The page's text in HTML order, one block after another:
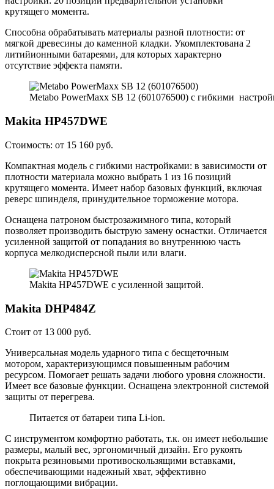
крутящего момента.
Способна обрабатывать материалы разной плотности: от
мягкой древесины до каменной кладки. Укомплектована 2
литийионными батареями, для которых характерно
отсутствие эффекта памяти.
Metabo PowerMaxx SB 12 (601076500) с гибкими
Makita HP457DWE
Стоимость: от 15 160 руб.
Компактная модель с гибкими настройками: в зависимости от
плотности материала можно выбрать 1 из 16 позиций
крутящего момента. Имеет набор базовых функций, включая
реверс шпинделя, принудительное торможение мотора.
Оснащена патроном быстрозажимного типа, который
позволяет производить быструю замену оснастки. Отличается
усиленной защитой от попадания во внутреннюю часть
корпуса мелкодисперсной пыли или влаги.
Makita HP457DWE с усиленной защитой.
Makita DHP484Z
Стоит от 13 000 руб.
Универсальная модель ударного типа с бесщеточным
мотором, характеризующимся повышенным рабочим
ресурсом. Помогает решать задачи любого уровня сложности.
Имеет все базовые функции. Оснащена электронной системой
защиты от перегрева.
Питается от батареи типа Li-ion.
С инструментом комфортно работать, т.к. он имеет небольшие
размеры, малый вес, эргономичный дизайн. Его рукоять
покрыта резиновыми противоскользящими вставками,
обеспечивающими надежный хват, эффективно
поглощающими вибрации.